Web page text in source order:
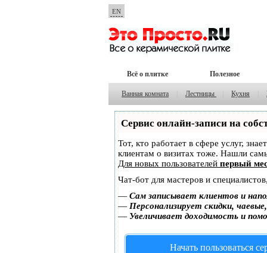
EN
Всё о плитке Полезное
Ванная комната Лестницы Кухня
Сервис онлайн-записи на
Тот, кто работает в сфере услуг,
клиентам о визитах тоже. Нашли
Для новых пользователей первый
Чат-бот для мастеров и
— Сам записывает клиентов и
— Персонализирует скидки,
— Увеличивает доходимость и
Начать пользоваться